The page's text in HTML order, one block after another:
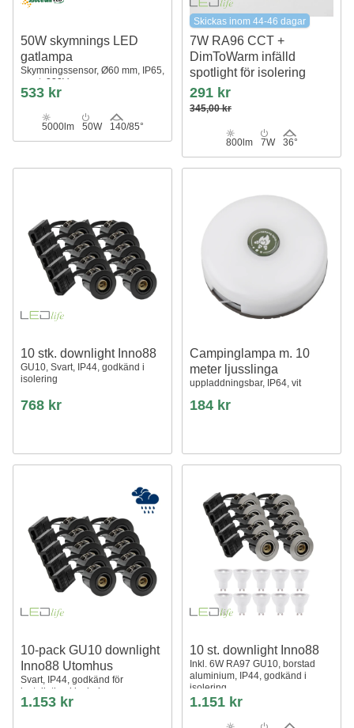
50W skymnings LED
gatlampa
Skymningssensor, Ø60 mm, IP65,
svart, 230V
533 kr
5000lm 50W 140/85°
Skickas inom 44-46 dagar
7W RA96 CCT +
DimToWarm infälld
spotlight för isolering
dimbar, Hål: Ø6,8 cm, Mått: Ø9,3
cm
291 kr
345,00 kr
800lm 7W 36°
10 stk. downlight Inno88
GU10, Svart, IP44, godkänd i
isolering
768 kr
Campinglampa m. 10
meter ljusslinga
uppladdningsbar, IP64, vit
184 kr
10-pack GU10 downlight
Inno88 Utomhus
Svart, IP44, godkänd för
installation i isolering
1.153 kr
10 st. downlight Inno88
Inkl. 6W RA97 GU10, borstad
aluminium, IP44, godkänd i
isolering
1.151 kr